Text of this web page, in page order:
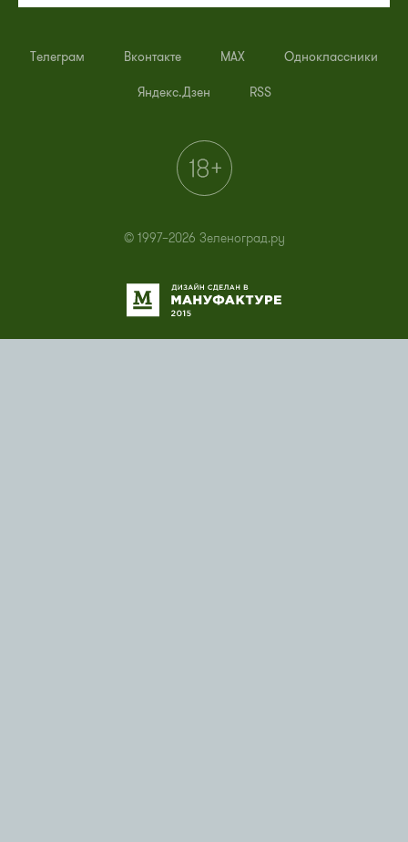
Телеграм Вконтакте MAX Одноклассники
Яндекс.Дзен RSS
© 1997–2026 Зеленоград.ру